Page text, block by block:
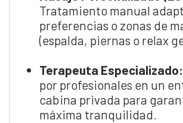
Tratamiento manual
preferencias o zonas de
(espalda, piernas o relax
Terapeuta Especializado:
por profesionales en un
cabina privada para
máxima tranquilidad.